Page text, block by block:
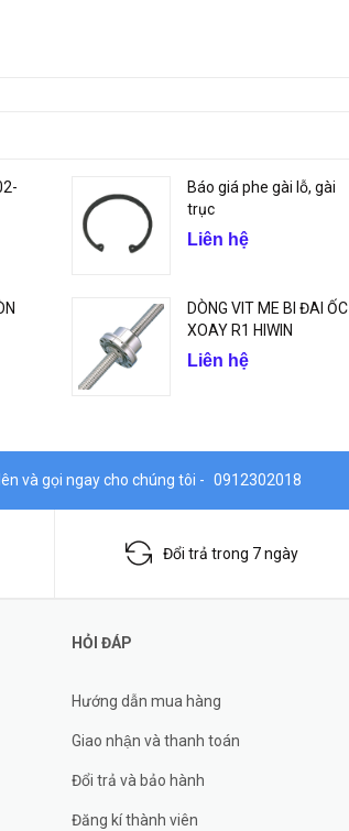
Báo giá phe gài lỗ, gài
trục
Liên hệ
DÒNG VIT ME BI ĐAI ỐC
XOAY R1 HIWIN
Liên hệ
và gọi ngay cho chúng tôi - 0912302018
Đổi trả trong 7 ngày
HỎI ĐÁP
Hướng dẫn mua hàng
Giao nhận và thanh toán
Đổi trả và bảo hành
Đăng kí thành viên